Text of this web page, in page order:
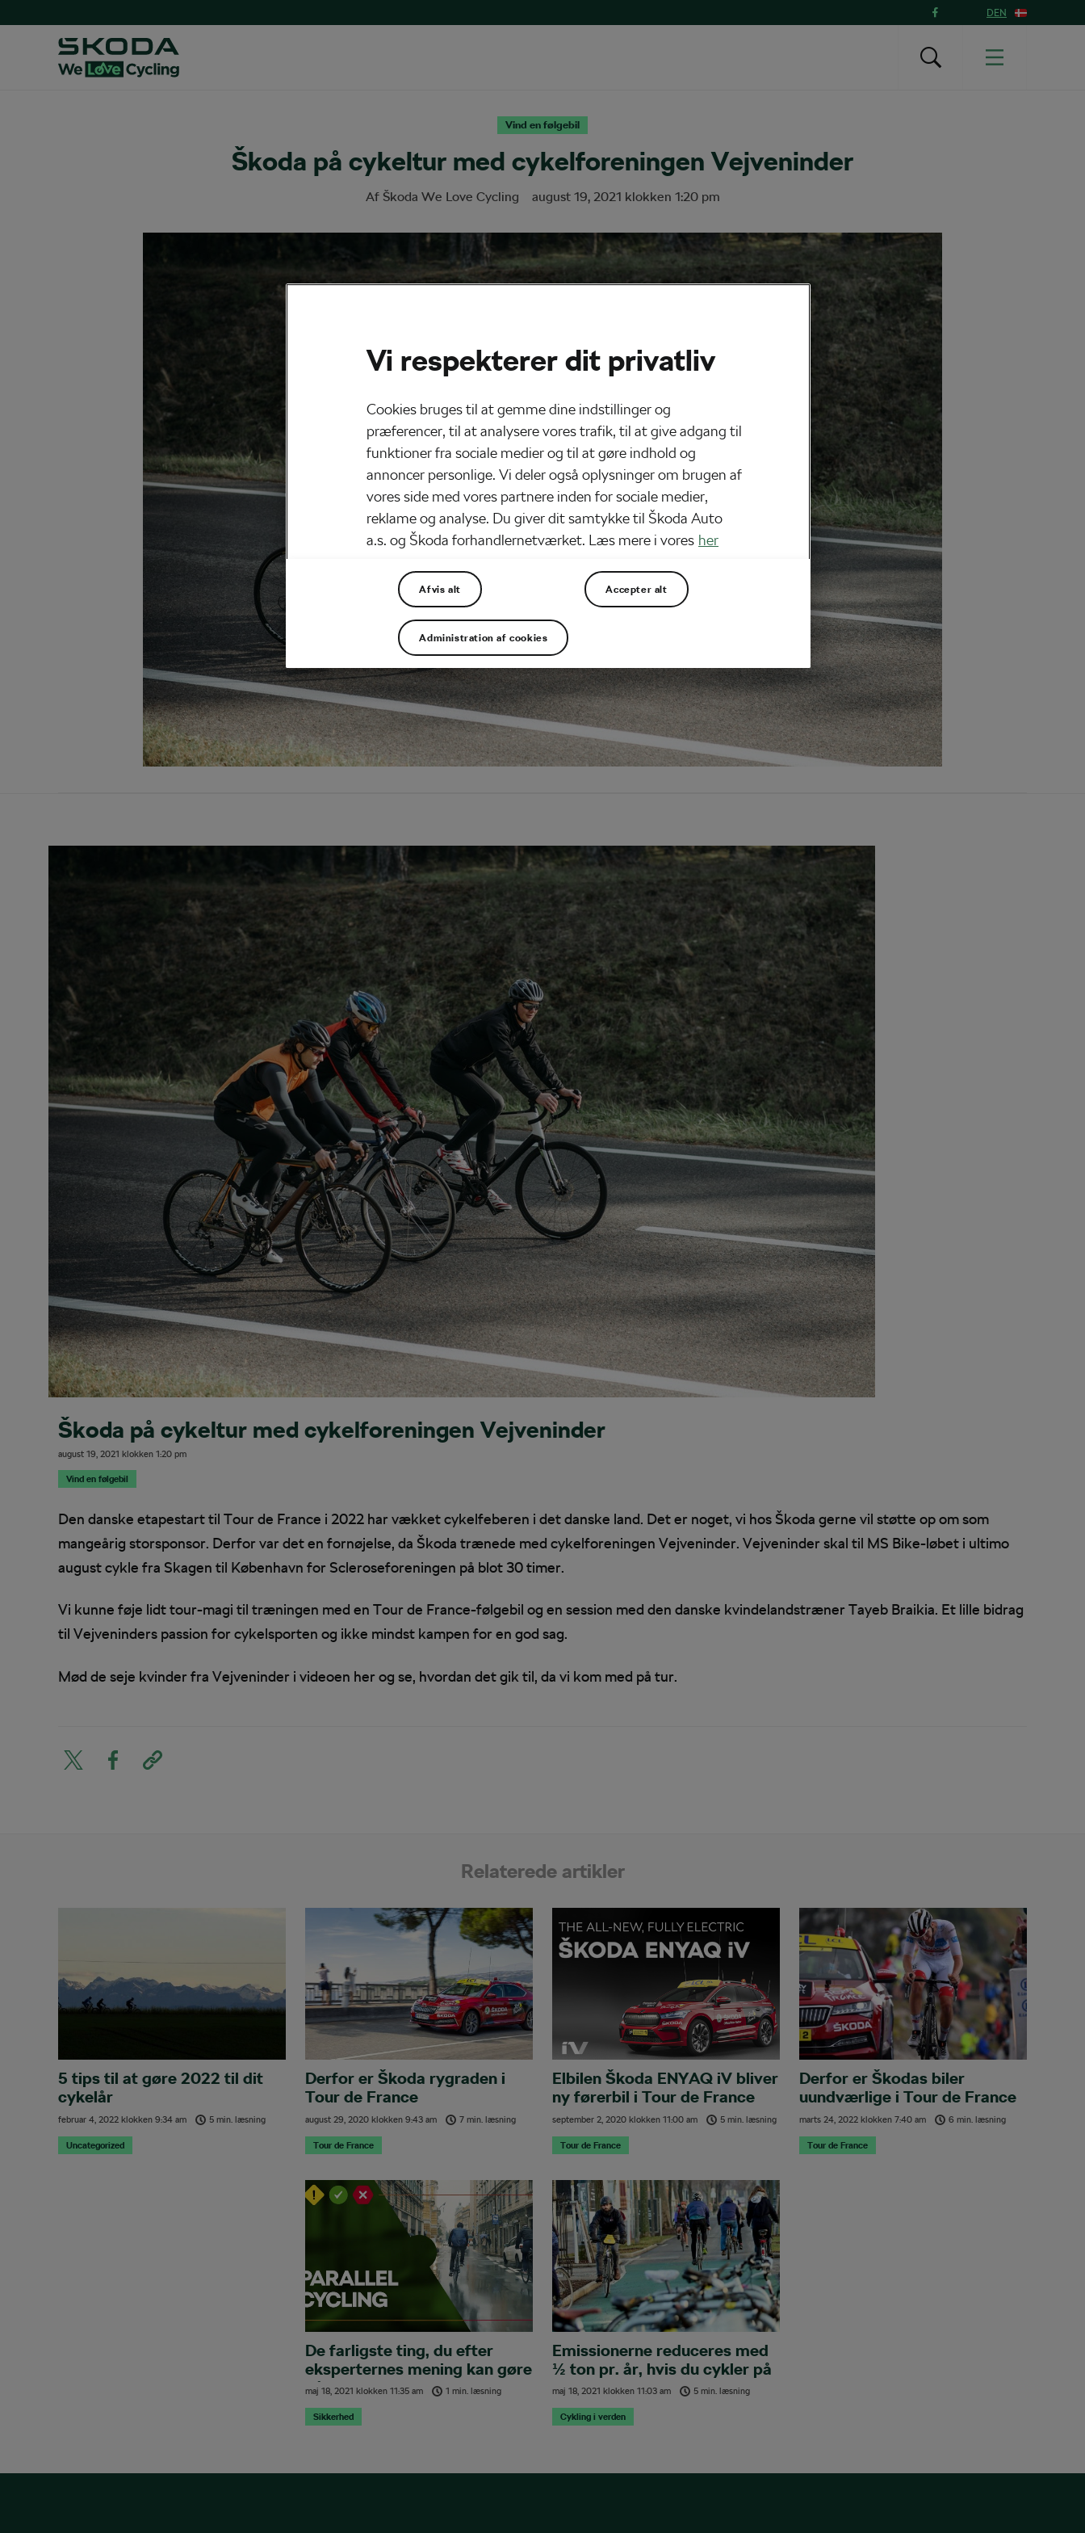
DEN
Vind en følgebil
Škoda på cykeltur med cykelforeningen Vejveninder
Af Škoda We Love Cycling august 19, 2021 klokken 1:20 pm
Škoda på cykeltur med cykelforeningen Vejveninder
august 19, 2021 klokken 1:20 pm
Vind en følgebil
Den danske etapestart til Tour de France i 2022 har vækket cykelfeberen i det danske land. Det er noget, vi hos Škoda gerne vil støtte op om som
mangeårig storsponsor. Derfor var det en fornøjelse, da Škoda trænede med cykelforeningen Vejveninder. Vejveninder skal til MS Bike-løbet i ultimo
august cykle fra Skagen til København for Scleroseforeningen på blot 30 timer.
Vi kunne føje lidt tour-magi til træningen med en Tour de France-følgebil og en session med den danske kvindelandstræner Tayeb Braikia. Et lille bidrag
til Vejveninders passion for cykelsporten og ikke mindst kampen for en god sag.
Mød de seje kvinder fra Vejveninder i videoen her og se, hvordan det gik til, da vi kom med på tur.
Relaterede artikler
5 tips til at gøre 2022 til dit
cykelår
februar 4, 2022 klokken 9:34 am 5 min. læsning
Uncategorized
Derfor er Škoda rygraden i
Tour de France
august 29, 2020 klokken 9:43 am 7 min. læsning
Tour de France
Elbilen Škoda ENYAQ iV bliver
ny førerbil i Tour de France
september 2, 2020 klokken 11:00 am 5 min. læsning
Tour de France
Derfor er Škodas biler
uundværlige i Tour de France
marts 24, 2022 klokken 7:40 am 6 min. læsning
Tour de France
De farligste ting, du efter
eksperternes mening kan gøre
på en cykel
maj 18, 2021 klokken 11:35 am 1 min. læsning
Sikkerhed
Emissionerne reduceres med
½ ton pr. år, hvis du cykler på
arbejde en dag
maj 18, 2021 klokken 11:03 am 5 min. læsning
Cykling i verden
Vi respekterer dit privatliv
Cookies bruges til at gemme dine indstillinger og
præferencer, til at analysere vores trafik, til at give adgang til
funktioner fra sociale medier og til at gøre indhold og
annoncer personlige. Vi deler også oplysninger om brugen af
vores side med vores partnere inden for sociale medier,
reklame og analyse. Du giver dit samtykke til Škoda Auto
a.s. og Škoda forhandlernetværket. Læs mere i vores her
Afvis alt Accepter alt
Administration af cookies